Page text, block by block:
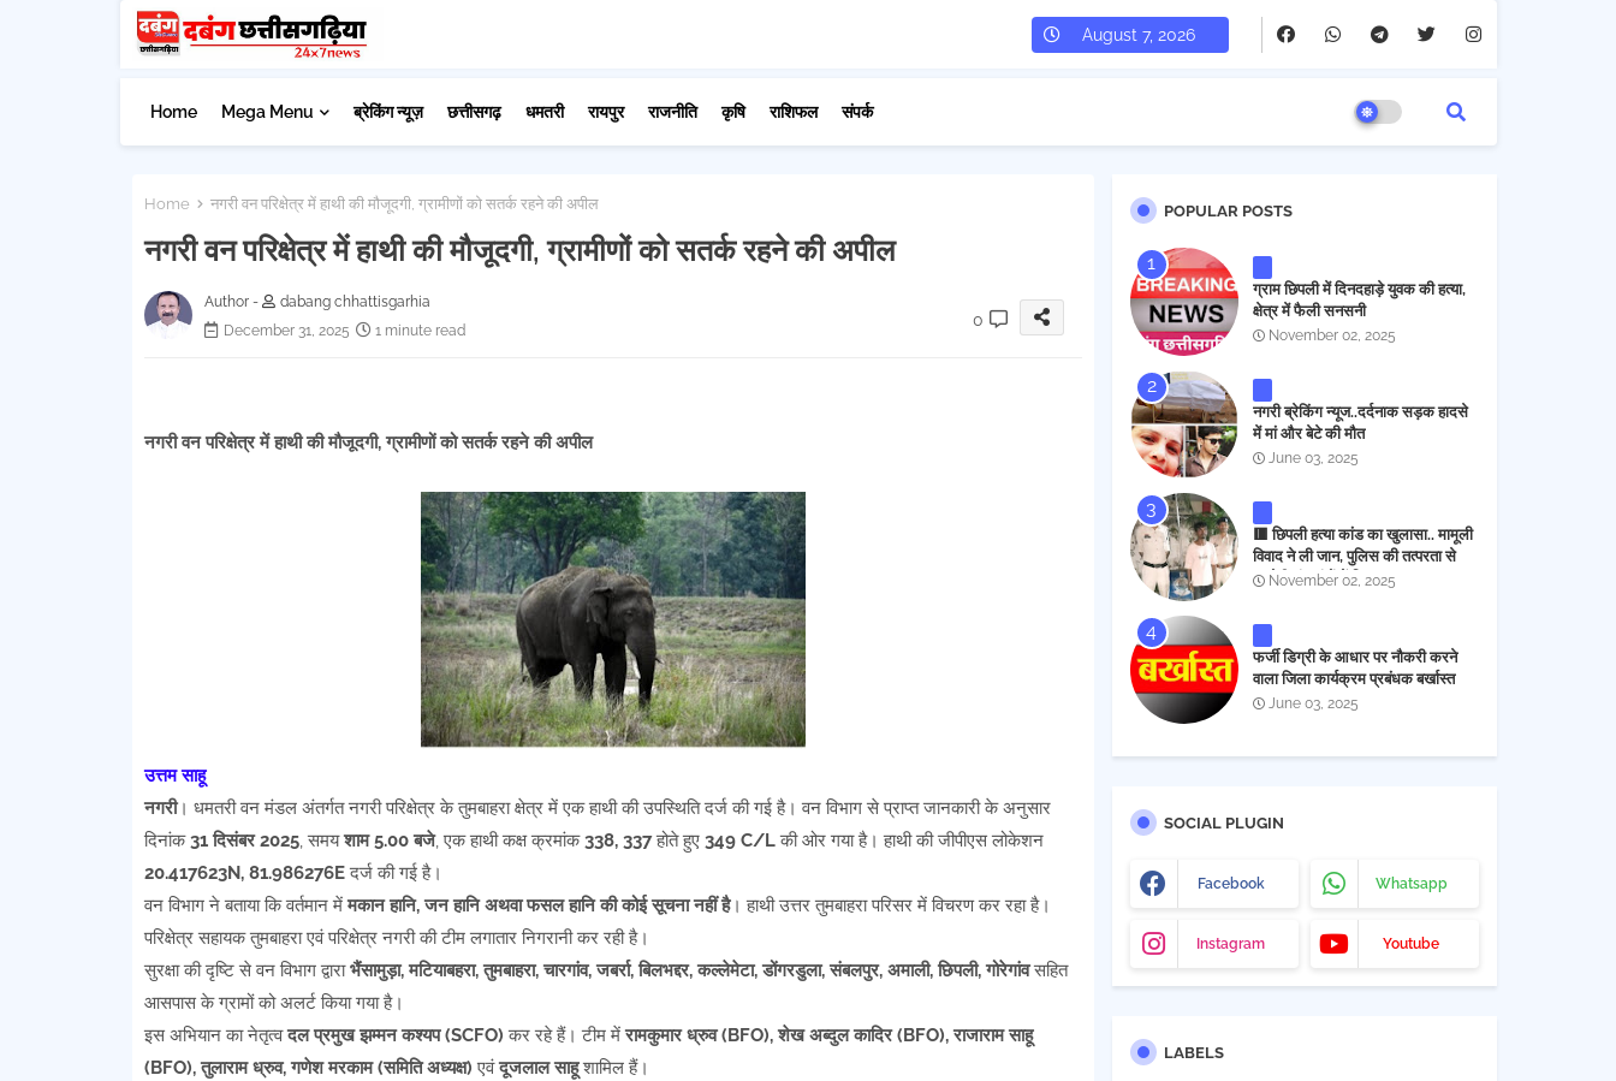
August 7, 2026
Home Mega Menu ब्रेकिंग न्यूज़ छत्तीसगढ़ धमतरी रायपुर राजनीति कृषि राशिफल संपर्क
Home नगरी वन परिक्षेत्र में हाथी की मौजूदगी, ग्रामीणों को सतर्क रहने की अपील
नगरी वन परिक्षेत्र में हाथी की मौजूदगी, ग्रामीणों को सतर्क रहने की अपील
Author -
dabang chhattisgarhia
December 31, 2025
1 minute read
0
नगरी वन परिक्षेत्र में हाथी की मौजूदगी, ग्रामीणों को सतर्क रहने की अपील
उत्तम साहू
नगरी। धमतरी वन मंडल अंतर्गत नगरी परिक्षेत्र के तुमबाहरा क्षेत्र में एक हाथी की उपस्थिति दर्ज की गई है। वन विभाग से प्राप्त जानकारी के अनुसार
दिनांक31 दिसंबर 2025, समयशाम 5.00 बजे, एक हाथी कक्ष क्रमांक338, 337होते हुए 349 C/Lकी ओर गया है। हाथी की जीपीएस लोकेशन
20.417623N, 81.986276Eदर्ज की गई है।
वन विभाग ने बताया कि वर्तमान मेंमकान हानि, जन हानि अथवा फसल हानि की कोई सूचना नहीं है। हाथी उत्तर तुमबाहरा परिसर में विचरण कर रहा है।
परिक्षेत्र सहायक तुमबाहरा एवं परिक्षेत्र नगरी की टीम लगातार निगरानी कर रही है।
सुरक्षा की दृष्टि से वन विभाग द्वाराभैंसामुड़ा, मटियाबहरा, तुमबाहरा, चारगांव, जबर्रा, बिलभद्दर, कल्लेमेटा, डोंगरडुला, संबलपुर, अमाली, छिपली, गोरेगांवसहित
आसपास के ग्रामों को अलर्ट किया गया है।
इस अभियान का नेतृत्वदल प्रमुख झम्मन कश्यप (SCFO) कर रहे हैं। टीम मेंरामकुमार ध्रुव (BFO), शेख अब्दुल कादिर (BFO), राजाराम साहू
(BFO), तुलाराम ध्रुव, गणेश मरकाम (समिति अध्यक्ष) एवंदूजलाल साहूशामिल हैं।
POPULAR POSTS
ग्राम छिपली में दिनदहाड़े युवक की हत्या,
क्षेत्र में फैली सनसनी
November 02, 2025
नगरी ब्रेकिंग न्यूज..दर्दनाक सड़क हादसे
में मां और बेटे की मौत
June 03, 2025
🟥 छिपली हत्या कांड का खुलासा.. मामूली
विवाद ने ली जान, पुलिस की तत्परता से
आरोपी चंद घंटों में गिरफ्तार
November 02, 2025
फर्जी डिग्री के आधार पर नौकरी करने
वाला जिला कार्यक्रम प्रबंधक बर्खास्त
June 03, 2025
SOCIAL PLUGIN
Facebook Whatsapp
Instagram Youtube
LABELS